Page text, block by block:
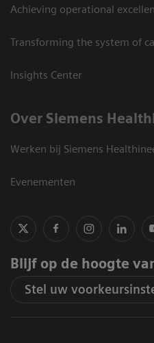
Achieving operational
Transforming the system of
Insights Center
Over Siemens
Werken bij Siemens
Evenementen
Blijf op de hoogte
Stel uw